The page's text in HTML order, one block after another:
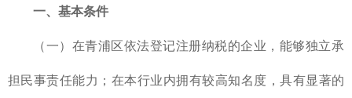
一、基本条件
（一）在青浦区依法登记注册纳税的企业，能够独立承
担民事责任能力；在本行业内拥有较高知名度，具有显著的